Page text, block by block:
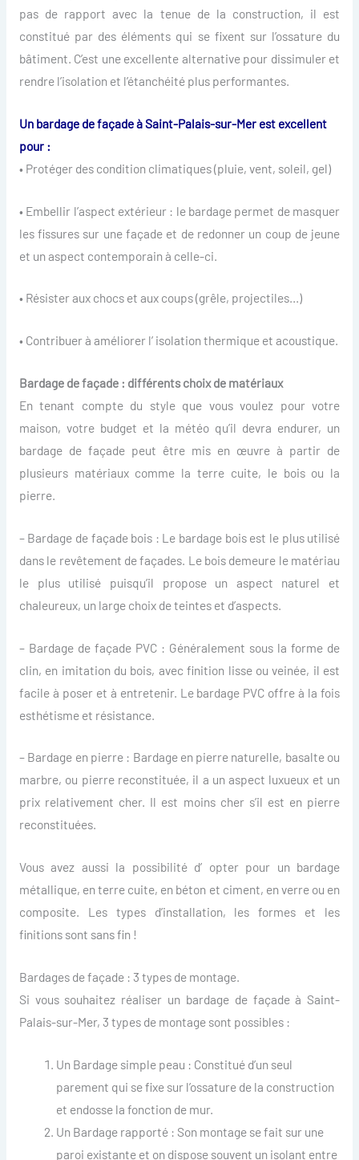
pas de rapport avec la tenue de la construction, il est
constitué par des éléments qui se fixent sur l’ossature du
bâtiment. C’est une excellente alternative pour dissimuler et
rendre l’isolation et l’étanchéité plus performantes.
Un bardage de façade à Saint-Palais-sur-Mer est excellent
pour :
• Protéger des condition climatiques (pluie, vent, soleil, gel)
• Embellir l’aspect extérieur : le bardage permet de masquer
les fissures sur une façade et de redonner un coup de jeune
et un aspect contemporain à celle-ci.
• Résister aux chocs et aux coups (grêle, projectiles…)
• Contribuer à améliorer l’ isolation thermique et acoustique.
Bardage de façade : différents choix de matériaux
En tenant compte du style que vous voulez pour votre
maison, votre budget et la météo qu’il devra endurer, un
bardage de façade peut être mis en œuvre à partir de
plusieurs matériaux comme la terre cuite, le bois ou la
pierre.
– Bardage de façade bois : Le bardage bois est le plus utilisé
dans le revêtement de façades. Le bois demeure le matériau
le plus utilisé puisqu’il propose un aspect naturel et
chaleureux, un large choix de teintes et d’aspects.
– Bardage de façade PVC : Généralement sous la forme de
clin, en imitation du bois, avec finition lisse ou veinée, il est
facile à poser et à entretenir. Le bardage PVC offre à la fois
esthétisme et résistance.
– Bardage en pierre : Bardage en pierre naturelle, basalte ou
marbre, ou pierre reconstituée, il a un aspect luxueux et un
prix relativement cher. Il est moins cher s’il est en pierre
reconstituées.
Vous avez aussi la possibilité d’ opter pour un bardage
métallique, en terre cuite, en béton et ciment, en verre ou en
composite. Les types d’installation, les formes et les
finitions sont sans fin !
Bardages de façade : 3 types de montage.
Si vous souhaitez réaliser un bardage de façade à Saint-
Palais-sur-Mer, 3 types de montage sont possibles :
Un Bardage simple peau : Constitué d’un seul
parement qui se fixe sur l’ossature de la construction
et endosse la fonction de mur.
Un Bardage rapporté : Son montage se fait sur une
paroi existante et on dispose souvent un isolant entre